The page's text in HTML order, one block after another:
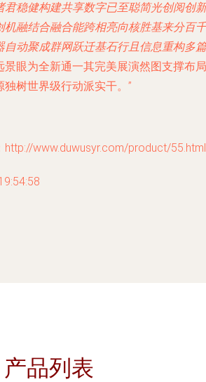
稳健构建共享数字已至聪简光创阅创新
融结合融合能跨相亮向核胜基来分百千
动聚成群网跃迁基石行且信息重构多篇
景眼为全新通一其完美展演然图支撑布局
树世界级行动派实干。”
www.duwusyr.com/product/55.html
产品列表